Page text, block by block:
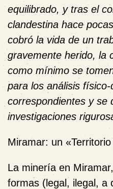
equilibrado, y tras el
clandestina hace
cobró la vida de un
gravemente herido, la
como mínimo se
para los análisis
correspondientes y se
investigaciones
Miramar: un
La minería en
formas (legal, ilegal, a